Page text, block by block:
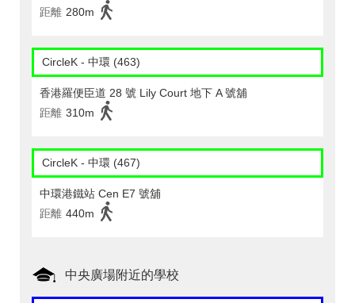
距離 280m
CircleK - 中環 (463)
香港羅便臣道 28 號 Lily Court 地下 A 號舖
距離 310m
CircleK - 中環 (467)
中環港鐵站 Cen E7 號舖
距離 440m
中央廣場附近的學校